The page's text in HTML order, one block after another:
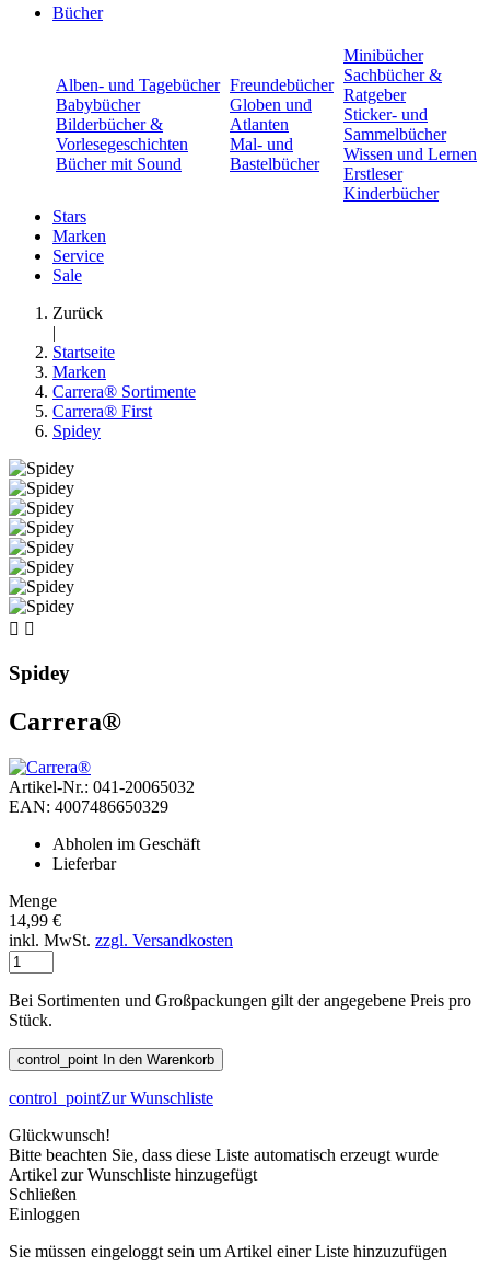
Bücher
Alben- und Tagebücher
Babybücher
Bilderbücher &
Vorlesegeschichten
Bücher mit Sound
Freundebücher
Globen und
Atlanten
Mal- und
Bastelbücher
Minibücher
Sachbücher &
Ratgeber
Sticker- und
Sammelbücher
Wissen und Lernen
Erstleser
Kinderbücher
Stars
Marken
Service
Sale
Zurück
|
Startseite
Marken
Carrera® Sortimente
Carrera® First
Spidey
 
Spidey
Carrera®
Artikel-Nr.: 041-20065032
EAN: 4007486650329
Abholen im Geschäft
Lieferbar
Menge
14,99 €
inkl. MwSt. zzgl. Versandkosten
Bei Sortimenten und Großpackungen gilt der angegebene Preis pro
Stück.
control_point In den Warenkorb
control_pointZur Wunschliste
Glückwunsch!
Bitte beachten Sie, dass diese Liste automatisch erzeugt wurde
Artikel zur Wunschliste hinzugefügt
Schließen
Einloggen
Sie müssen eingeloggt sein um Artikel einer Liste hinzuzufügen